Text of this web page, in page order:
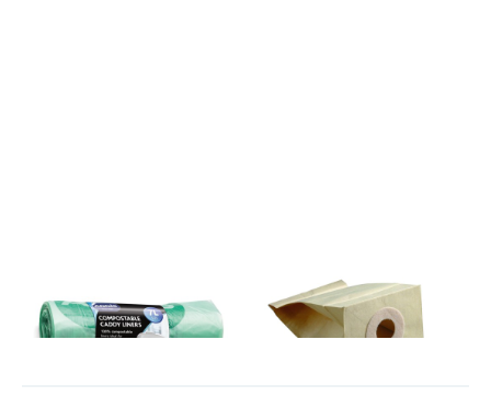
32 lei
unică folosință 5 buc. –
Rayen
90 lei